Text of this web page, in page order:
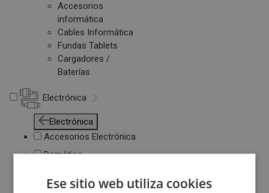
Accesorios
informática
Cables Informática
Fundas Tablets
Cargadores /
Baterías
Electrónica
Electrónica
Accesorios Electrónica
Domótica
Juegos de Consolas
Ese sitio web utiliza cookies